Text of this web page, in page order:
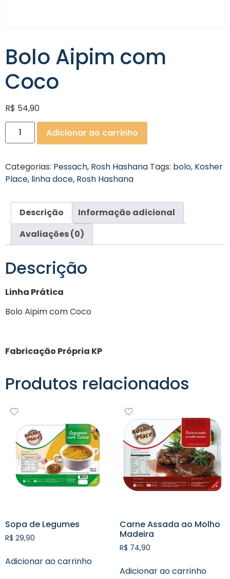
Bolo Aipim com
Coco
R$ 54,90
Adicionar ao carrinho
Categorias: Pessach, Rosh Hashana Tags: bolo, Kosher
Place, linha doce, Rosh Hashana
Descrição
Informação adicional
Avaliações (0)
Descrição
Linha Prática
Bolo Aipim com Coco
Fabricação Própria KP
Produtos relacionados
Sopa de Legumes
R$ 29,90
Adicionar ao carrinho
Carne Assada ao Molho
Madeira
R$ 74,90
Adicionar ao carrinho